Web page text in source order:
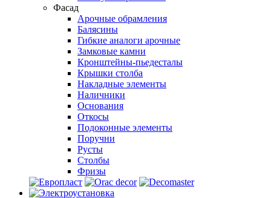
Фасад
Арочные обрамления
Балясины
Гибкие аналоги арочные
Замковые камни
Кронштейны-пьедесталы
Крышки столба
Накладные элементы
Наличники
Основания
Откосы
Подоконные элементы
Поручни
Русты
Столбы
Фризы